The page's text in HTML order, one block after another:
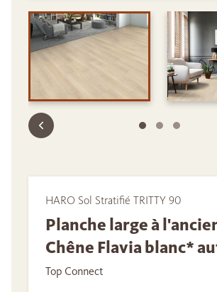
HARO Sol Stratifié TRITTY 90
Planche large à
Chêne Flavia blanc*
Top Connect